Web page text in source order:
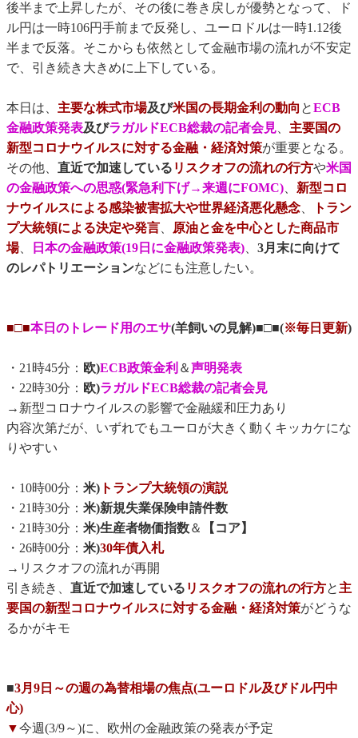
後半まで上昇したが、その後に巻き戻しが優勢となって、ド
ル円は一時106円手前まで反発し、ユーロドルは一時1.12後
半まで反落。そこからも依然として金融市場の流れが不安定
で、引き続き大きめに上下している。
本日は、 主要な株式市場及び米国の長期金利の動向 とECB
金融政策発表及びラガルドECB総裁の記者会見、 主要国の
新型コロナウイルスに対する金融・経済対策が重要となる。
その他、 直近で加速している リスクオフの流れの行方や米国
の金融政策への思惑(緊急利下げ→来週にFOMC)、 新型コロ
ナウイルスによる感染被害拡大や世界経済悪化懸念、
トラン
プ大統領による決定や発言、 原油と金を中心とした商品市
場、 日本の金融政策(19日に金融政策発表)、 3月末に向けて
のレパトリエーションなどにも注意したい。
■□■本日のトレード用のエサ(羊飼いの見解)■□■(※毎日更新)
・21時45分： 欧)ECB政策金利 ＆声明発表
・22時30分： 欧)ラガルドECB総裁の記者会見
→新型コロナウイルスの影響で金融緩和圧力あり
内容次第だが、いずれでもユーロが大きく動くキッカケにな
りやすい
・10時00分： 米) トランプ大統領の演説
・21時30分： 米)新規失業保険申請件数
・21時30分： 米)生産者物価指数＆
【コア】
・26時00分： 米)30年債入札
→リスクオフの流れが再開
引き続き、 直近で加速している リスクオフの流れの行方と主
要国の新型コロナウイルスに対する金融・経済対策がどうな
るかがキモ
■3月9日～の週の為替相場の焦点(ユーロドル及びドル円中
心)
▼今週(3/9～)に、欧州の金融政策の発表が予定